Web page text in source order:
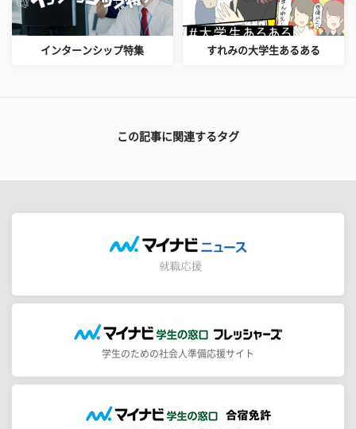
インターンシップ特集 すれみの大学生あるある
この記事に関連するタグ
学生のための社会人準備応援サイト